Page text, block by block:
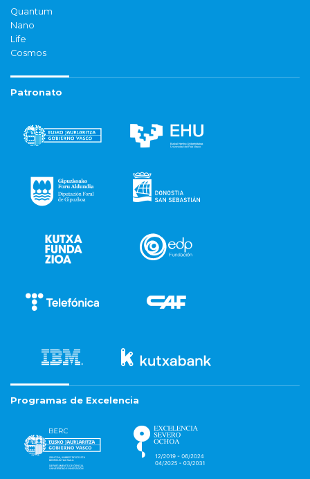
Quantum
Nano
Life
Cosmos
Patronato
Programas de Excelencia